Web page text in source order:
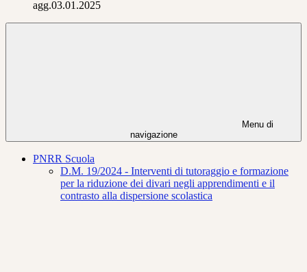
agg.03.01.2025
Menu di
navigazione
PNRR Scuola
D.M. 19/2024 - Interventi di tutoraggio e formazione
per la riduzione dei divari negli apprendimenti e il
contrasto alla dispersione scolastica